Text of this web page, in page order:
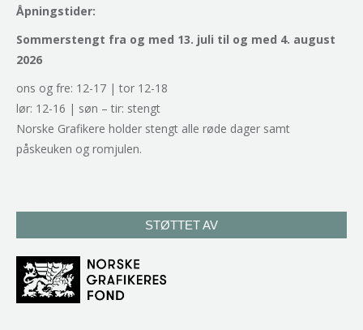
Åpningstider:
Sommerstengt fra og med 13. juli til og med 4. august
2026
ons og fre: 12-17 | tor 12-18
lør: 12-16 | søn – tir: stengt
Norske Grafikere holder stengt alle røde dager samt
påskeuken og romjulen.
STØTTET AV